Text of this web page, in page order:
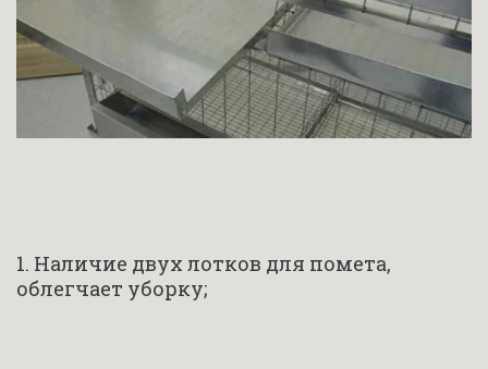
1. Наличие двух лотков для помета,
облегчает уборку;